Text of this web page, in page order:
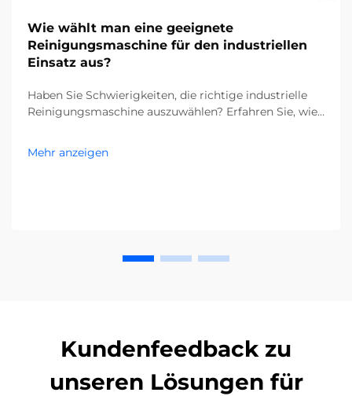
Wie wählt man eine geeignete
Reinigungsmaschine für den industriellen
Einsatz aus?
Haben Sie Schwierigkeiten, die richtige industrielle
Reinigungsmaschine auszuwählen? Erfahren Sie, wie
Anlage Ihre Entscheidung beeinflussen. Senken Sie
Kosten und steigern Sie die Effizienz – holen Sie sich
Mehr anzeigen
Kundenfeedback zu
unseren Lösungen für